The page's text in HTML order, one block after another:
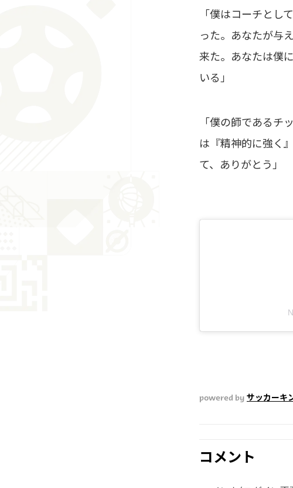
「僕はコーチと
った。あなたが与
来た。あなたは僕
いる」
「僕の師であるチ
は『精神的に強く
て、ありがとう」
powered by サッカーキ
コメント